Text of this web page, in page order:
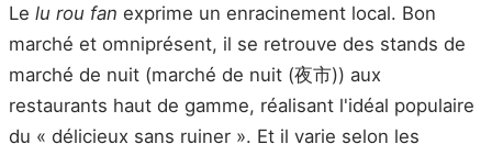
Le lu rou fan exprime un enracinement local. Bon
marché et omniprésent, il se retrouve des stands de
marché de nuit (marché de nuit (夜市)) aux
restaurants haut de gamme, réalisant l'idéal populaire
du « délicieux sans ruiner ». Et il varie selon les